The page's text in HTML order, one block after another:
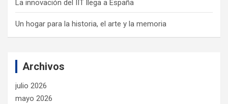
La innovación del IIT llega a España
Un hogar para la historia, el arte y la memoria
Archivos
julio 2026
mayo 2026